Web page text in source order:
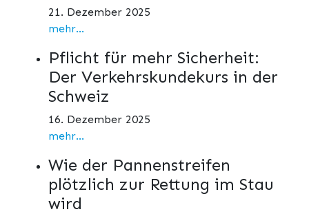
21. Dezember 2025
mehr...
Pflicht für mehr Sicherheit:
Der Verkehrskundekurs in der
Schweiz
16. Dezember 2025
mehr...
Wie der Pannenstreifen
plötzlich zur Rettung im Stau
wird